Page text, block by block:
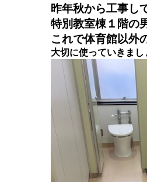
昨年秋から工事し
特別教室棟１階の
これで体育館以外
大切に使っていきまし